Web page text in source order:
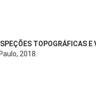
TOPOGRÁFICAS E
2018.